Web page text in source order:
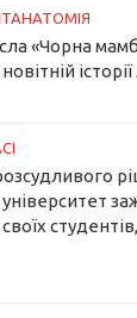
«Чорна